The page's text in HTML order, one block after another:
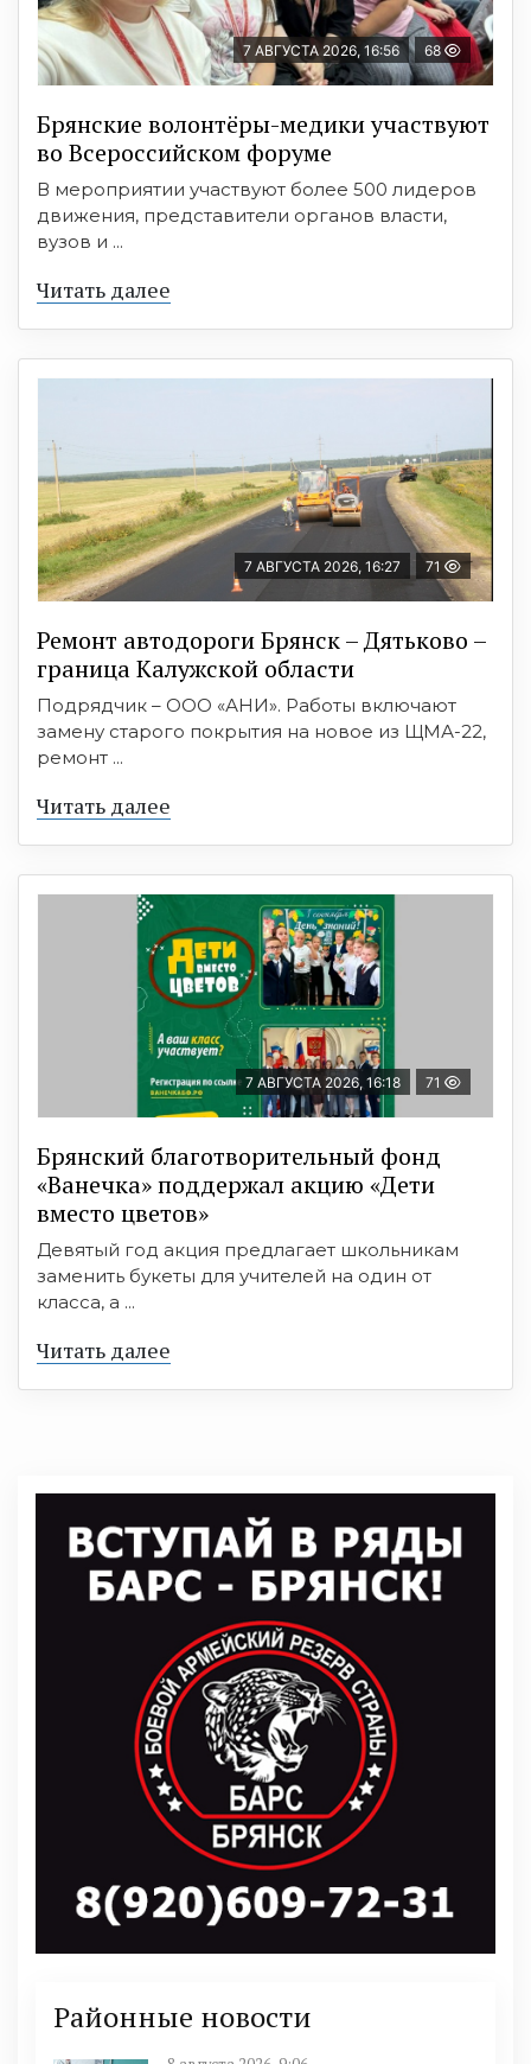
7 АВГУСТА 2026, 16:56 68
Брянские волонтёры-медики участвуют
во Всероссийском форуме
В мероприятии участвуют более 500 лидеров
движения, представители органов власти,
вузов и ...
Читать далее
7 АВГУСТА 2026, 16:27 71
Ремонт автодороги Брянск – Дятьково –
граница Калужской области
Подрядчик – ООО «АНИ». Работы включают
замену старого покрытия на новое из ЩМА-22,
ремонт ...
Читать далее
7 АВГУСТА 2026, 16:18 71
Брянский благотворительный фонд
«Ванечка» поддержал акцию «Дети
вместо цветов»
Девятый год акция предлагает школьникам
заменить букеты для учителей на один от
класса, а ...
Читать далее
Районные новости